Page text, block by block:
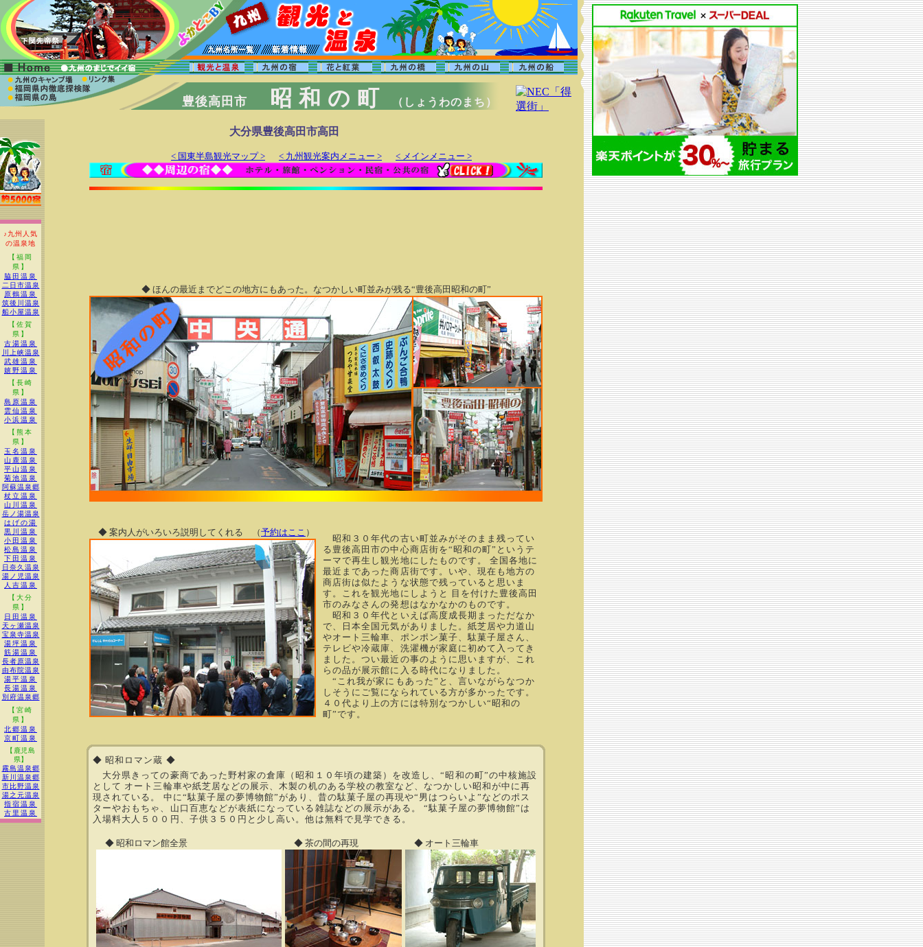
豊後高田市 昭和の町 （しょうわのまち）
♪九州人気
の温泉地
【福岡
県】
脇田温泉
二日市温泉
原鶴温泉
筑後川温泉
船小屋温泉
【佐賀
県】
古湯温泉
川上峡温泉
武雄温泉
嬉野温泉
【長崎
県】
島原温泉
雲仙温泉
小浜温泉
【熊本
県】
玉名温泉
山鹿温泉
平山温泉
菊池温泉
阿蘇温泉郷
杖立温泉
山川温泉
岳ノ湯温泉
はげの湯
黒川温泉
小田温泉
松島温泉
下田温泉
日奈久温泉
湯ノ児温泉
人吉温泉
【大分
県】
日田温泉
天ヶ瀬温泉
宝泉寺温泉
湯坪温泉
筋湯温泉
長者原温泉
由布院温泉
湯平温泉
長湯温泉
別府温泉郷
【宮崎
県】
北郷温泉
京町温泉
【鹿児島
県】
霧島温泉郷
新川温泉郷
市比野温泉
湯之元温泉
指宿温泉
古里温泉
大分県豊後高田市高田
< 国東半島観光マップ > < 九州観光案内メニュー > < メインメニュー >
◆ ほんの最近までどこの地方にもあった。なつかしい町並みが残る“豊後高田昭和の町”
◆ 案内人がいろいろ説明してくれる （予約はここ ）
昭和３０年代の古い町並みがそのまま残ってい
る豊後高田市の中心商店街を“昭和の町”というテ
ーマで再生し観光地にしたものです。 全国各地に
最近まであった商店街です。いや、現在も地方の
商店街は似たような状態で残っていると思いま
す。これを観光地にしようと 目を付けた豊後高田
市のみなさんの発想はなかなかのものです。
昭和３０年代といえば高度成長期まっただなか
で、日本全国元気がありました。紙芝居や力道山
やオート三輪車、ポンポン菓子、駄菓子屋さん、
テレビや冷蔵庫、洗濯機が家庭に初めて入ってき
ました。つい最近の事のように思いますが、これ
らの品が展示館に入る時代になりました。
“これ我が家にもあった”と、言いながらなつか
しそうにご覧になられている方が多かったです。
４０代より上の方には特別なつかしい“昭和の
町”です。
◆ 昭和ロマン蔵 ◆
大分県きっての豪商であった野村家の倉庫（昭和１０年頃の建築）を改造し、“昭和の町”の中核施設
として オート三輪車や紙芝居などの展示、木製の机のある学校の教室など、なつかしい昭和が中に再
現されている。 中に“駄菓子屋の夢博物館”があり、昔の駄菓子屋の再現や“男はつらいよ”などのポス
ターやおもちゃ、山口百恵などが表紙になっている雑誌などの展示がある。 “駄菓子屋の夢博物館”は
入場料大人５００円、子供３５０円と少し高い。他は無料で見学できる。
◆ 昭和ロマン館全景 ◆ 茶の間の再現 ◆ オート三輪車